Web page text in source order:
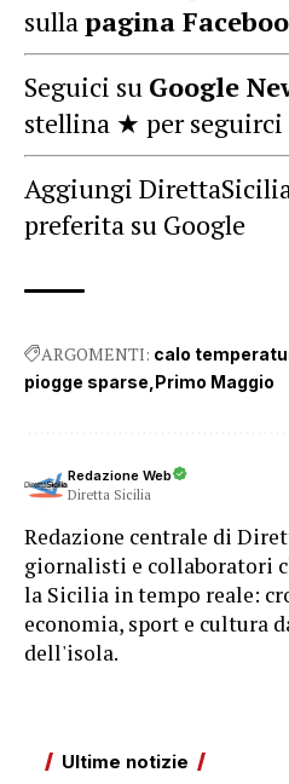
sullapagina
Seguici su Google
stellina ★ per seguirci
Aggiungi
preferita su Google
ARGOMENTI: calo
piogge sparse Primo Maggio
Redazione Web
Diretta Sicilia
Redazione centrale di
giornalisti e collaboratori
la Sicilia in tempo reale:
economia, sport e cultura
dell'isola.
Ultime notizie